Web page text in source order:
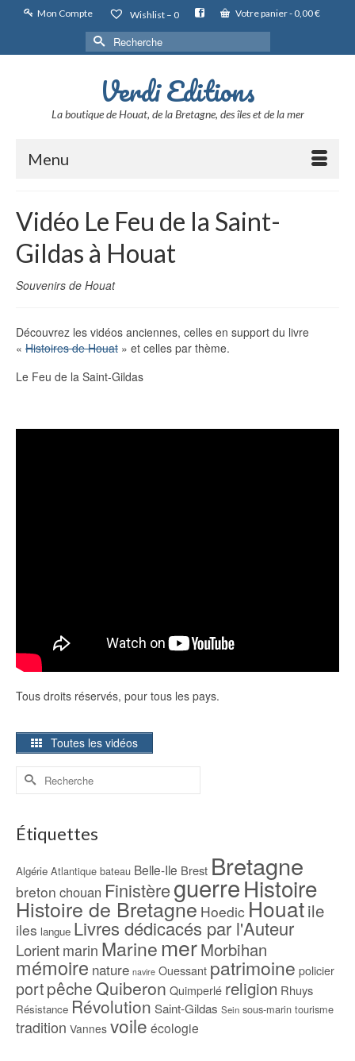
Mon Compte Wishlist – 0 Votre panier- 0,00€
Rechercher :
Verdi Editions
La boutique de Houat, de la Bretagne, des îles et de la mer
Menu
Vidéo Le Feu de la Saint-
Gildas à Houat
Souvenirs de Houat
Découvrez les vidéos anciennes, celles en support du livre
« Histoires de Houat » et celles par thème.
Le Feu de la Saint-Gildas
Tous droits réservés, pour tous les pays.
Toutes les vidéos
Rechercher :
Étiquettes
Algérie Atlantique bateau Belle-Ile Brest Bretagne
breton chouan FinistèreguerreHistoire
Histoire de Bretagne Hoedic Houatile
iles langue Livres dédicacés par l'Auteur
Lorientmarin Marine merMorbihan
mémoire nature navire Ouessant patrimoine policier
portpêcheQuiberon Quimperlé religion Rhuys
Résistance Révolution Saint-Gildas Sein sous-marin tourisme
tradition Vannes voile écologie